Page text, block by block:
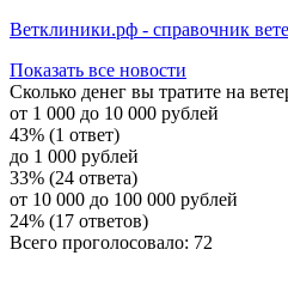
Ветклиники.рф - справочник
Показать все новости
Сколько денег вы тратите на
от 1 000 до 10 000 рублей
43% (1 ответ)
до 1 000 рублей
33% (24 ответа)
от 10 000 до 100 000 рублей
24% (17 ответов)
Всего проголосовало: 72